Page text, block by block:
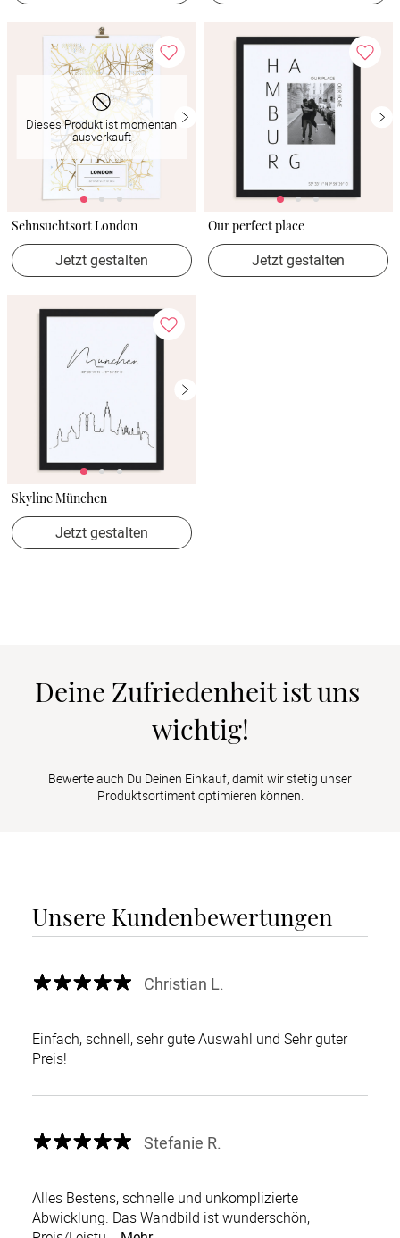
Dieses Produkt ist momentan
ausverkauft
Sehnsuchtsort London
Jetzt gestalten
Our perfect place
Jetzt gestalten
Skyline München
Jetzt gestalten
Deine Zufriedenheit ist uns
wichtig!
Bewerte auch Du Deinen Einkauf, damit wir stetig unser
Produktsortiment optimieren können.
Unsere Kundenbewertungen
Christian L.
Einfach, schnell, sehr gute Auswahl und Sehr guter
Preis!
Stefanie R.
Alles Bestens, schnelle und unkomplizierte
Abwicklung. Das Wandbild ist wunderschön,